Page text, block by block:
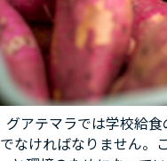
グアテマラでは学校給
でなければなりません。